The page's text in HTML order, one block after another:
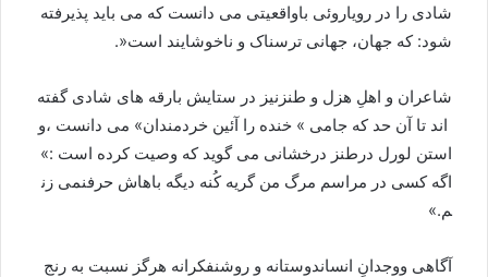
شادی را در رویاروئی باواقعیتی می دانست که می باید پذیرفته
شود:که جهان، جهانی ترسناک و ناخوشایند است«.
شاعران و اهلِ هزل و طنزنیز در ستایش بارقه های شادی گفته
اند تا آن حد که جامی » خنده را آئین خردمندان» می دانست ،و
استن لورل درطنز درخشانی می گوید که وصیت کرده است :»
اگه کسی در مراسم مرگ من گریه کُنه دیگه باهاش حرفنمی زن
م.»
آگاهی ووجدانِ انساندوستانه و روشنفکرانه هرگز نسبت به رنج